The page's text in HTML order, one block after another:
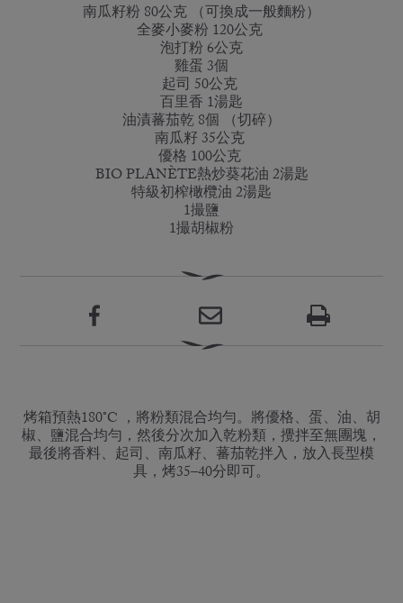
南瓜籽粉 80公克 （可換成一般麵粉）
全麥小麥粉 120公克
泡打粉 6公克
雞蛋 3個
起司 50公克
百里香 1湯匙
油漬蕃茄乾 8個 （切碎）
南瓜籽 35公克
優格 100公克
BIO PLANÈTE熱炒葵花油 2湯匙
特級初榨橄欖油 2湯匙
1撮鹽
1撮胡椒粉
烤箱預熱180°C ，將粉類混合均勻。將優格、蛋、油、胡
椒、鹽混合均勻，然後分次加入乾粉類，攪拌至無團塊，
最後將香料、起司、南瓜籽、蕃茄乾拌入，放入長型模
具，烤35–40分即可。